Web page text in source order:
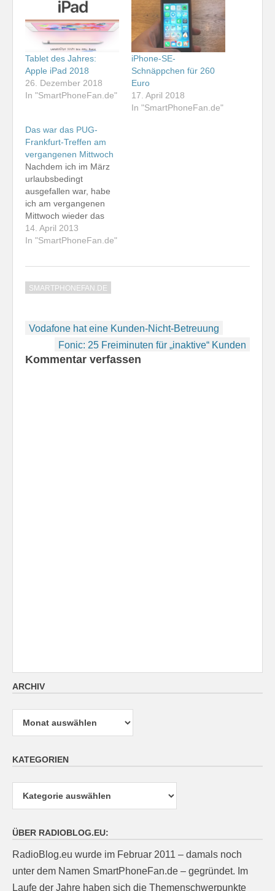
Tablet des Jahres:
Apple iPad 2018
26. Dezember 2018
In "SmartPhoneFan.de"
iPhone-SE-
Schnäppchen für 260
Euro
17. April 2018
In "SmartPhoneFan.de"
Das war das PUG-
Frankfurt-Treffen am
vergangenen Mittwoch
Nachdem ich im März
urlaubsbedingt
ausgefallen war, habe
ich am vergangenen
Mittwoch wieder das
Treffen der Palm User
Group Frankfurt /
besucht.
Neuigkeit war diesmal
der Teilnehmer bereits
dann den anderen
Besuchern des Treffens
14. April 2013
In "SmartPhoneFan.de"
SMARTPHONEFAN.DE
Beitragsnavigation
Vodafone hat eine Kunden-Nicht-Betreuung
Fonic: 25 Freiminuten für „inaktive“ Kunden
Kommentar verfassen
ARCHIV
Archiv
KATEGORIEN
ÜBER RADIOBLOG.EU:
RadioBlog.eu wurde im Februar 2011 – damals noch
unter dem Namen SmartPhoneFan.de – gegründet. Im
Laufe der Jahre haben sich die Themenschwerpunkte